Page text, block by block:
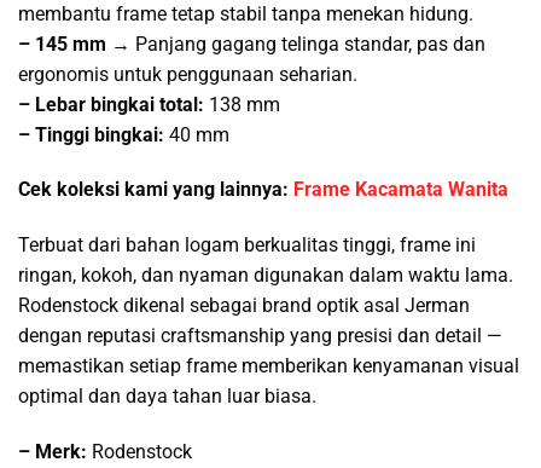
membantu frame tetap stabil tanpa menekan hidung.
– 145 mm → Panjang gagang telinga standar, pas dan
ergonomis untuk penggunaan seharian.
– Lebar bingkai total: 138 mm
– Tinggi bingkai: 40 mm
Cek koleksi kami yang lainnya: Frame Kacamata Wanita
Terbuat dari bahan logam berkualitas tinggi, frame ini
ringan, kokoh, dan nyaman digunakan dalam waktu lama.
Rodenstock dikenal sebagai brand optik asal Jerman
dengan reputasi craftsmanship yang presisi dan detail —
memastikan setiap frame memberikan kenyamanan visual
optimal dan daya tahan luar biasa.
– Merk: Rodenstock